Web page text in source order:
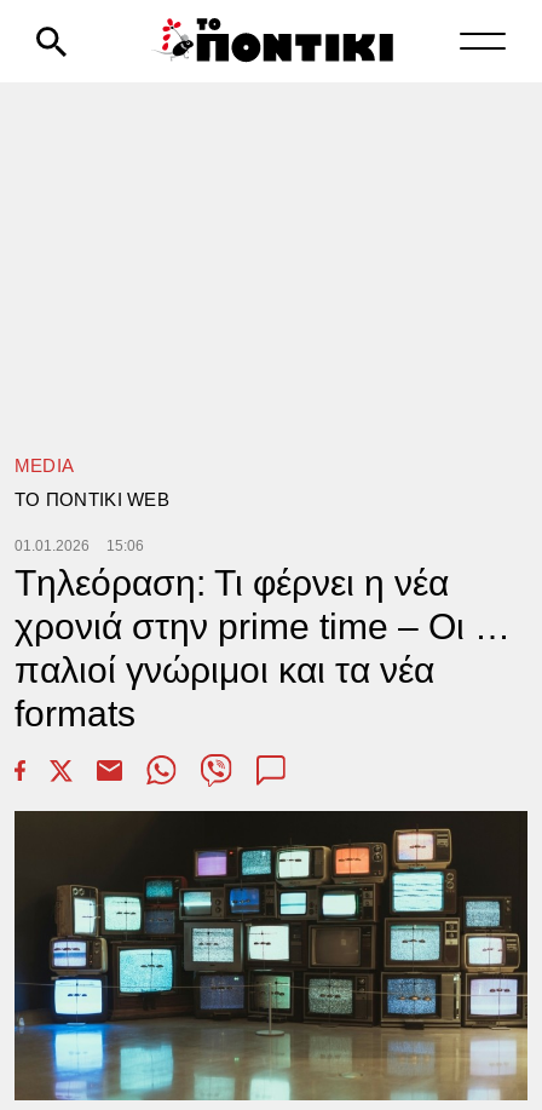
MEDIA
TΟ ΠΟΝΤΙΚΙ WEB
01.01.2026 15:06
Tηλεόραση: Τι φέρνει η νέα
χρονιά στην prime time – Οι …
παλιοί γνώριμοι και τα νέα
formats